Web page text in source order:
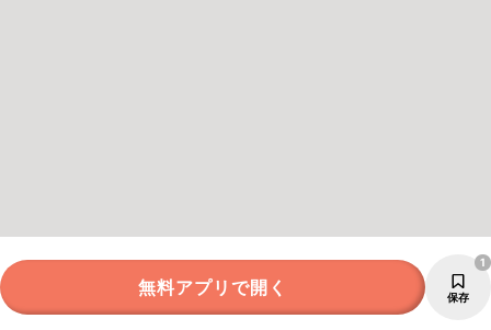
無料アプリで開く 保存
1